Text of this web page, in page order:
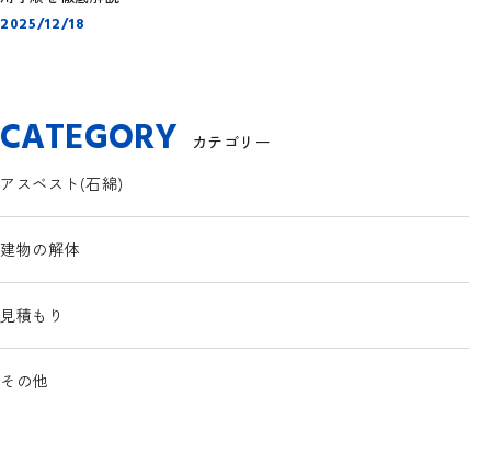
2025/12/18
CATEGORY
カテゴリー
アスベスト(石綿)
建物の解体
見積もり
その他